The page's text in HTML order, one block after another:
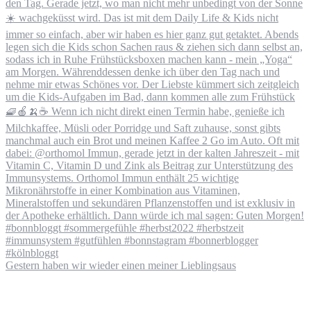
Gestern haben wir wieder einen meiner Lieblingsaus